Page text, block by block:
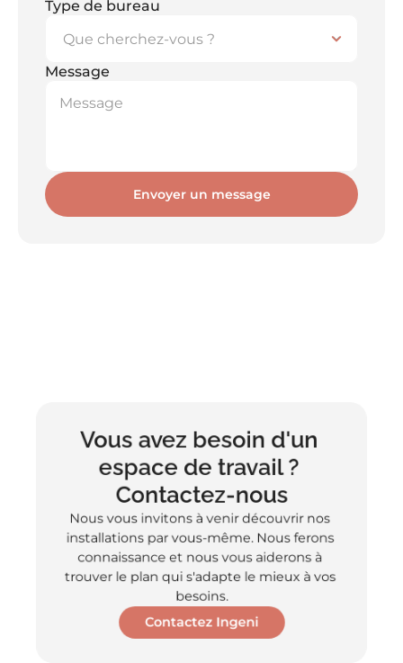
Type de bureau
Message
Envoyer un message
Vous avez besoin d'un
espace de travail ?
Contactez-nous
Nous vous invitons à venir découvrir nos
installations par vous-même. Nous ferons
connaissance et nous vous aiderons à
trouver le plan qui s'adapte le mieux à vos
besoins.
Contactez Ingeni